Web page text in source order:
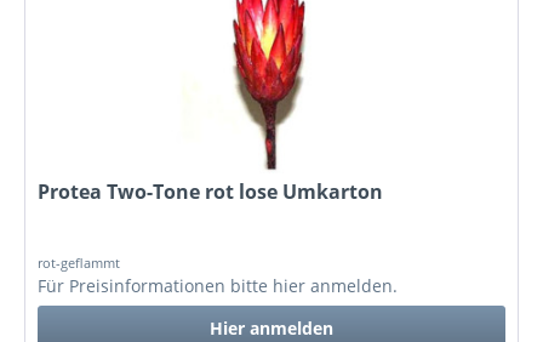
Protea Two-Tone rot lose Umkarton
rot-geflammt
Für Preisinformationen bitte hier anmelden.
Hier anmelden